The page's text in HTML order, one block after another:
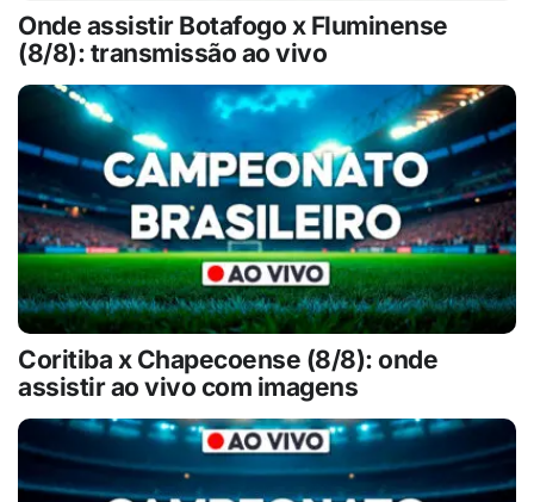
Onde assistir Botafogo x Fluminense
(8/8): transmissão ao vivo
Coritiba x Chapecoense (8/8): onde
assistir ao vivo com imagens